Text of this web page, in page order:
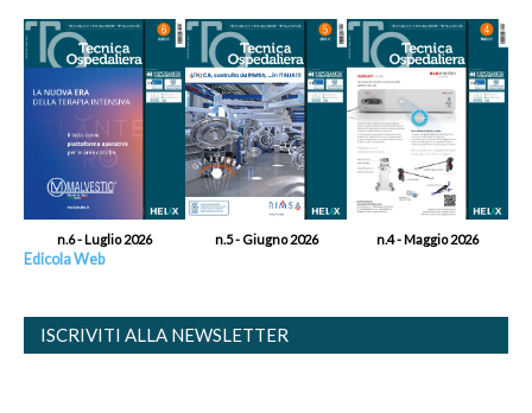
n.6 - Luglio 2026 n.5 - Giugno 2026 n.4 - Maggio 2026
Edicola Web
ISCRIVITI ALLA NEWSLETTER